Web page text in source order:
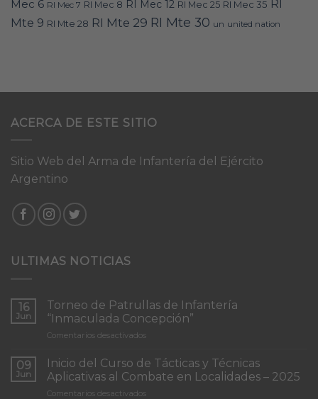
Mec 6 RI Mec 7 RI Mec 8 RI Mec 12 RI Mec 25 RI Mec 35 RI
Mte 9 RI Mte 28 RI Mte 29 RI Mte 30 un united nation
ACERCA DE ESTE SITIO
Sitio Web del Arma de Infantería del Ejército
Argentino
ULTIMAS NOTICIAS
16
Jun
Torneo de Patrullas de Infantería
“Inmaculada Concepción”
Comentarios desactivados
Patrullas
de
Infantería
09
Jun
Inicio del Curso de Tácticas y Técnicas
Aplicativas al Combate en Localidades – 2025
Comentarios desactivados